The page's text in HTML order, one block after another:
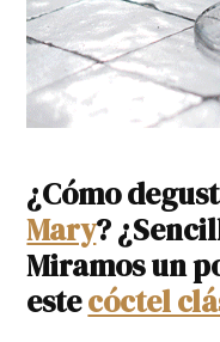
¿Cómo
Mary?
Miramos un
estecóctel